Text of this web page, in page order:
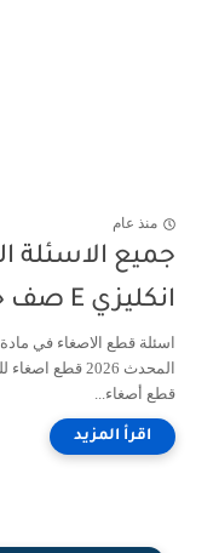
منذ عام
جميع الاسئلة
انكليزي E صف خامس أبتدائي
اسئلة قطع الاصغاء في
قطع أصغاء...